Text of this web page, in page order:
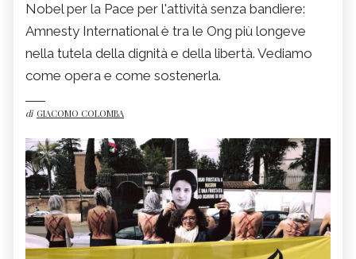
Nobel per la Pace per l'attività senza bandiere:
Amnesty International è tra le Ong più longeve
nella tutela della dignità e della libertà. Vediamo
come opera e come sostenerla.
di GIACOMO COLOMBA